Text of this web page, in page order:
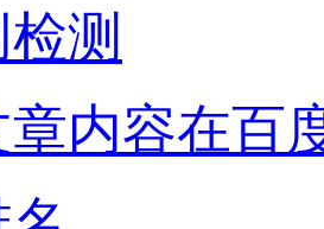
测
内容在百